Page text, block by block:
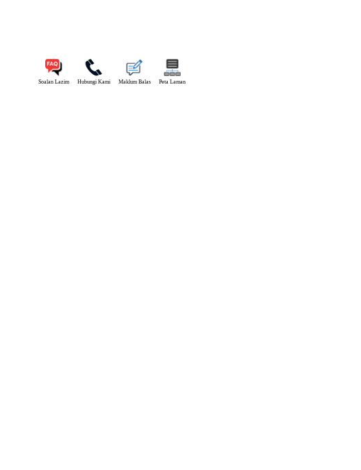
Soalan Lazim Hubungi Kami Maklum Balas Peta Laman